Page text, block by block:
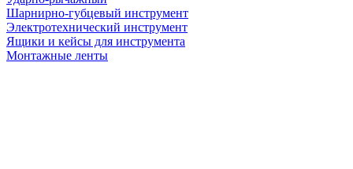
Шарнирно-губцевый инструмент
Электротехнический инструмент
Ящики и кейсы для инструмента
Монтажные ленты